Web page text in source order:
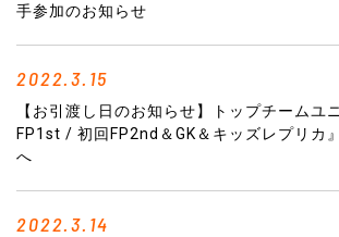
手参加のお知らせ
2022.3.15
【お引渡し日のお知らせ】トップチームユ
FP1st / 初回FP2nd＆GK＆キッズレプリカ
へ
2022.3.14